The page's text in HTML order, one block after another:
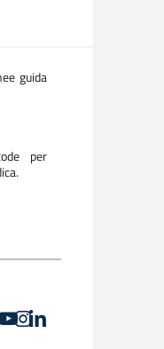
guida
per
YOUTUBE
INSTAGRAM
LINKEDIN